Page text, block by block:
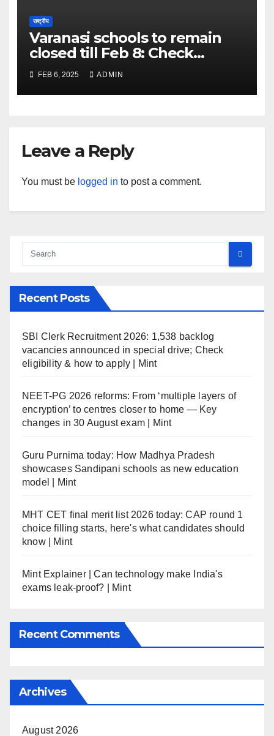
राष्ट्रीय
Varanasi schools to remain
closed till Feb 8: Check
details here – The Times of
India
FEB 6, 2025 ADMIN
Leave a Reply
You must be logged in to post a comment.
Recent Posts
SBI Clerk Recruitment 2026: 1,538 backlog
vacancies announced in special drive; Check
eligibility & how to apply | Mint
NEET-PG 2026 reforms: From ‘multiple layers of
encryption’ to centres closer to home — Key
changes in 30 August exam | Mint
Guru Purnima today: How Madhya Pradesh
showcases Sandipani schools as new education
model | Mint
MHT CET final merit list 2026 today: CAP round 1
choice filling starts, here's what candidates should
know | Mint
Mint Explainer | Can technology make India's
exams leak-proof? | Mint
Recent Comments
Archives
August 2026